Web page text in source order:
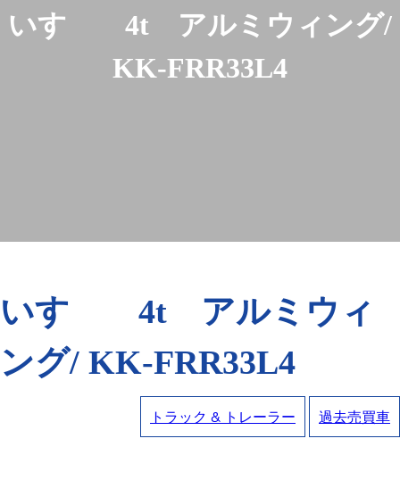
いすゞ 4t アルミウィング/
KK-FRR33L4
いすゞ 4t アルミウィ
ング/ KK-FRR33L4
トラック & トレーラー 過去売買車